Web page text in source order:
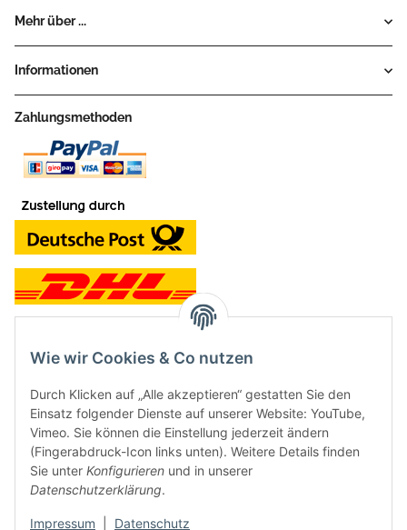
Mehr über ...
Informationen
Zahlungsmethoden
Neben dem Onlineshop haben wir ein Ladengeschäft in Hütten:
Frontline Games
Färbereiweg 3A
24358 Hütten
Wie wir Cookies & Co nutzen
Durch Klicken auf „Alle akzeptieren“ gestatten Sie den
Einsatz folgender Dienste auf unserer Website: YouTube,
Vimeo. Sie können die Einstellung jederzeit ändern
(Fingerabdruck-Icon links unten). Weitere Details finden
Sie unter Konfigurieren und in unserer
Datenschutzerklärung.
Impressum Datenschutz